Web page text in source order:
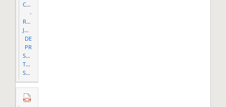
COMPENDIO
-
REVISTAS
JURÍDICAS
DE
PR
SOBRE
TEMA
SELECTORALES.pdf